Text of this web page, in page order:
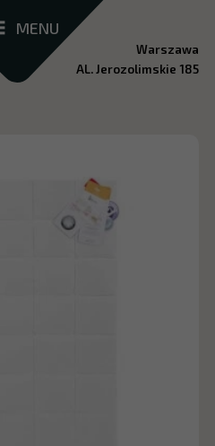
MENU
Warszawa
AL. Jerozolimskie 185